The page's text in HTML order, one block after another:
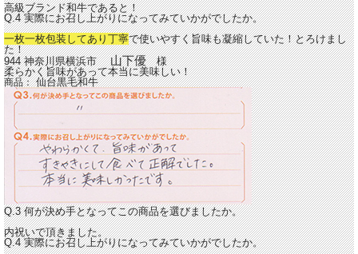
高級ブランド和牛であると！
Q.4 実際にお召し上がりになってみていかがでしたか。
一枚一枚包装してあり丁寧で使いやすく旨味も凝縮していた！とろけまし
た！
944 神奈川県横浜市山下優様
柔らかく旨味があって本当に美味しい！
商品：仙台黒毛和牛
Q.3 何が決め手となってこの商品を選びましたか。
内祝いで頂きました。
Q.4 実際にお召し上がりになってみていかがでしたか。